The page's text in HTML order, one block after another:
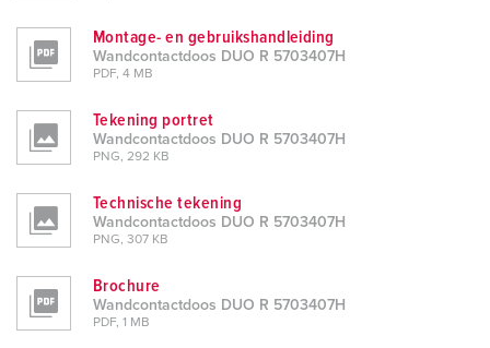
Montage- en gebruikshandleiding
Wandcontactdoos DUO R 5703407H
PDF, 4 MB
Tekening portret
Wandcontactdoos DUO R 5703407H
PNG, 292 KB
Technische tekening
Wandcontactdoos DUO R 5703407H
PNG, 307 KB
Brochure
Wandcontactdoos DUO R 5703407H
PDF, 1 MB